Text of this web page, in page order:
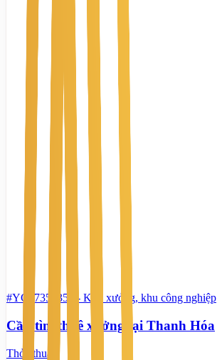
#YC67355352 - Kho xưởng, khu công nghiệp
Cần tìm thuê xưởng tại Thanh Hóa
Thỏa thuận